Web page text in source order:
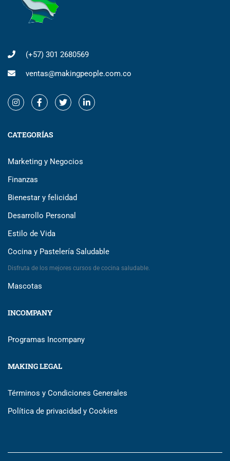
(+57) 301 2680569
ventas@makingpeople.com.co
CATEGORÍAS
Marketing y Negocios
Finanzas
Bienestar y felicidad
Desarrollo Personal
Estilo de Vida
Cocina y Pastelería Saludable
Disfruta de los mejores cursos de cocina saludable.
Mascotas
INCOMPANY
Programas Incompany
MAKING LEGAL
Términos y Condiciones Generales
Política de privacidad y Cookies